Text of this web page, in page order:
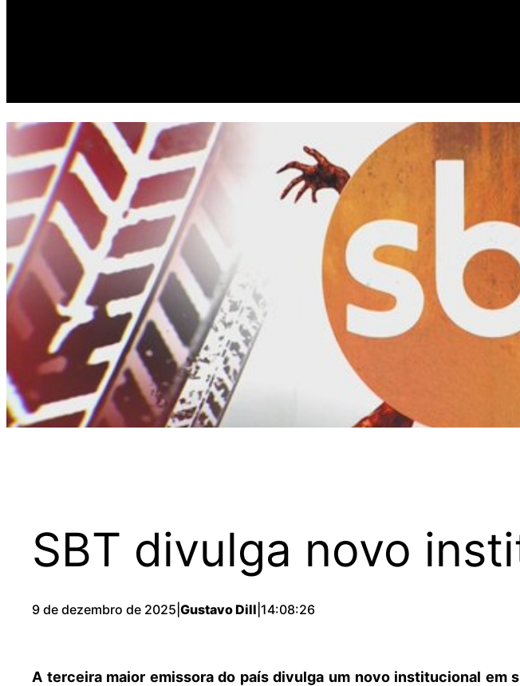
SBT divulga novo
9 de dezembro de 2025 Gustavo Dill 14:08:26
A terceira maior emissora do país divulga um novo institucional em